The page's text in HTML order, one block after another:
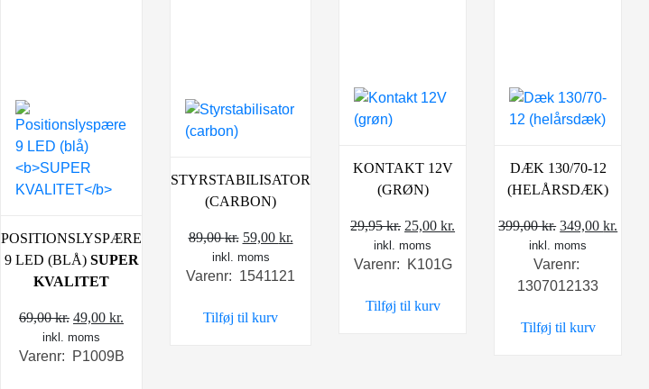
POSITIONSLYSPÆRE
9 LED (BLÅ) SUPER
KVALITET
69,00kr. Den
oprindelige
pris
49,00 kr.
pris
inkl. moms
Varenr: P1009B
STYRSTABILISATOR
(CARBON)
89,00kr. Den
oprindelige
pris
89,00 kr..
59,00 kr.
pris
inkl. moms
Varenr: 1541121
Tilføj til kurv
KONTAKT 12V
(GRØN)
29,95kr. Den
oprindelige
pris
29,95 kr..
25,00kr.
inkl. moms
Varenr: K101G
Tilføj til kurv
DÆK 130/70-12
(HELÅRSDÆK)
399,00kr. Den
oprindelige
pris
var:
349,00kr.
inkl. moms
Varenr:
1307012133
Tilføj til kurv